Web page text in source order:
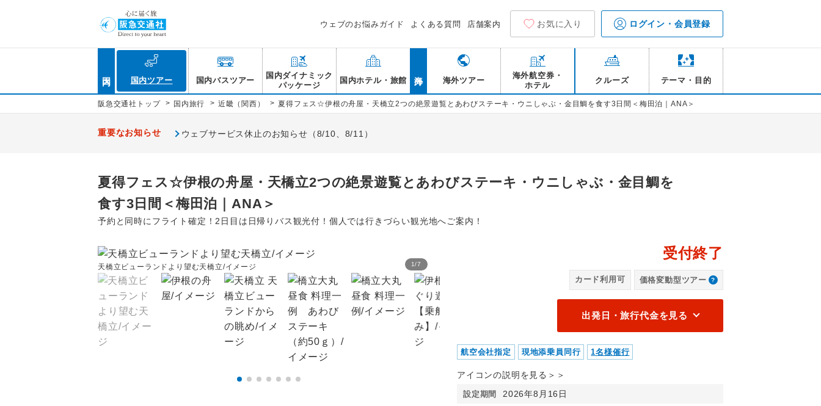
ウェブのお悩みガイド よくある質問 店舗案内 お気に入り ログイン・会員登録
国内ツアー 国内バスツアー
国内ダイナミック
パッケージ
国内ホテル・旅館 海外ツアー
海外航空券・
ホテル
クルーズ テーマ・目的
阪急交通社トップ > 国内旅行 > 近畿（関西） > 夏得フェス☆伊根の舟屋・天橋立2つの絶景遊覧とあわびステーキ・ウニしゃぶ・金目鯛を食す3日間＜梅田泊｜ANA＞
重要なお知らせ ウェブサービス休止のお知らせ（8/10、8/11）
夏得フェス☆伊根の舟屋・天橋立2つの絶景遊覧とあわびステーキ・ウニしゃぶ・金目鯛を
食す3日間＜梅田泊｜ANA＞
予約と同時にフライト確定！2日目は日帰りバス観光付！個人では行きづらい観光地へご案内！
1/7
天橋立ビューランドより望む天橋立/イメージ
受付終了
カード利用可 価格変動型ツアー
出発日・旅行代金を見る
航空会社指定 現地添乗員同行 1名様催行
アイコンの説明を見る＞＞
設定期間 2026年8月16日